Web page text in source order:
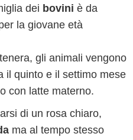
dei bovini è da
la giovane età
gli animali vengono
il quinto e il settimo mese
con latte materno.
di un rosa chiaro,
ma al tempo stesso